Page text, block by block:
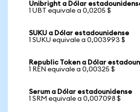
Unibright a Dólar
1 UBT equivale a 0,0205 $
SUKU a Dólar estadounidense
1 SUKU equivale a 0,003993 $
Republic Token a Dólar
1 REN equivale a 0,00325 $
Serum a Dólar estadounidense
1 SRM equivale a 0,007098 $